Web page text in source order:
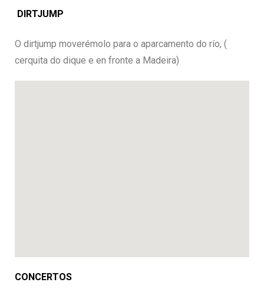
DIRTJUMP
O dirtjump moverémolo para o aparcamento do río, (
cerquita do dique e en fronte a Madeira)
CONCERTOS